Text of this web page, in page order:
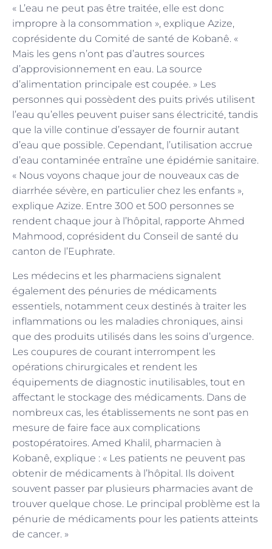
« L’eau ne peut pas être traitée, elle est donc
impropre à la consommation », explique Azize,
coprésidente du Comité de santé de Kobanê. «
Mais les gens n’ont pas d’autres sources
d’approvisionnement en eau. La source
d’alimentation principale est coupée. » Les
personnes qui possèdent des puits privés utilisent
l’eau qu’elles peuvent puiser sans électricité, tandis
que la ville continue d’essayer de fournir autant
d’eau que possible. Cependant, l’utilisation accrue
d’eau contaminée entraîne une épidémie sanitaire.
« Nous voyons chaque jour de nouveaux cas de
diarrhée sévère, en particulier chez les enfants »,
explique Azize. Entre 300 et 500 personnes se
rendent chaque jour à l’hôpital, rapporte Ahmed
Mahmood, coprésident du Conseil de santé du
canton de l’Euphrate.
Les médecins et les pharmaciens signalent
également des pénuries de médicaments
essentiels, notamment ceux destinés à traiter les
inflammations ou les maladies chroniques, ainsi
que des produits utilisés dans les soins d’urgence.
Les coupures de courant interrompent les
opérations chirurgicales et rendent les
équipements de diagnostic inutilisables, tout en
affectant le stockage des médicaments. Dans de
nombreux cas, les établissements ne sont pas en
mesure de faire face aux complications
postopératoires. Amed Khalil, pharmacien à
Kobanê, explique : « Les patients ne peuvent pas
obtenir de médicaments à l’hôpital. Ils doivent
souvent passer par plusieurs pharmacies avant de
trouver quelque chose. Le principal problème est la
pénurie de médicaments pour les patients atteints
de cancer. »